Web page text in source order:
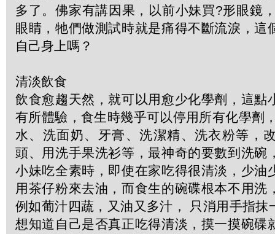
多了。佛家有講因果，以前小妹買?形眼鏡
眼睛，牠們做測試時就是痛得不斷流淚，這
自己身上嗎？
清淡飲食
飲食愈趨天然，就可以用愈少化學劑，這點
有所體驗，食生時幾乎可以停用所有化學劑
水、洗面奶、牙膏、洗潔精、洗衣粉等，
頭、用洗手果洗衫等，最神奇的要數到洗碗
小妹吃全素時，即使在家吃得很清淡，少油
用茶仔粉來去油，而食生的碗碟根本不用洗
例如葡汁四蔬，又油又多汁， 只消用手指抹
想知道自己是否真正吃得清淡，摸一摸碗碟